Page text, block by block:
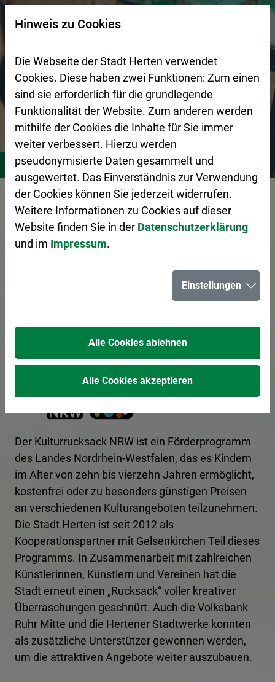
Zur Startseite (Schnelltaste 0)
Zum Seitenanfang springen (Schnelltaste A)
Zur Navigation/Menü springen (Schnelltaste M)
Zur Suche springen (Schnelltaste 8)
Zum Inhalt springen (Schnelltaste I)
Zum Fußbereich springen (Schnelltaste Z)
Stadtleben Freizeitangebote für Kids und Teens
Vorlesen
Kulturrucksack
Der Kulturrucksack NRW ist ein Förderprogramm
des Landes Nordrhein-Westfalen, das es Kindern
im Alter von zehn bis vierzehn Jahren ermöglicht,
kostenfrei oder zu besonders günstigen Preisen
an verschiedenen Kulturangeboten teilzunehmen.
Die Stadt Herten ist seit 2012 als
Kooperationspartner mit Gelsenkirchen Teil dieses
Programms. In Zusammenarbeit mit zahlreichen
Künstlerinnen, Künstlern und Vereinen hat die
Stadt erneut einen „Rucksack“ voller kreativer
Überraschungen geschnürt. Auch die Volksbank
Ruhr Mitte und die Hertener Stadtwerke konnten
als zusätzliche Unterstützer gewonnen werden,
um die attraktiven Angebote weiter auszubauen.
Suchseite mit Schnellsuche
Hinweis zu Cookies
Die Webseite der Stadt Herten verwendet
Cookies. Diese haben zwei Funktionen: Zum einen
sind sie erforderlich für die grundlegende
Funktionalität der Website. Zum anderen werden
mithilfe der Cookies die Inhalte für Sie immer
weiter verbessert. Hierzu werden
pseudonymisierte Daten gesammelt und
ausgewertet. Das Einverständnis zur Verwendung
der Cookies können Sie jederzeit widerrufen.
Weitere Informationen zu Cookies auf dieser
Website finden Sie in der Datenschutzerklärung
und im Impressum.
Einstellungen
Alle Cookies ablehnen
Alle Cookies akzeptieren